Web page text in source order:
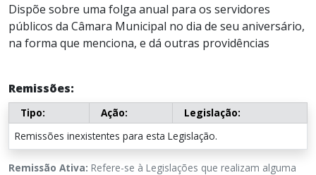
Dispõe sobre uma folga anual para os servidores
públicos da Câmara Municipal no dia de seu aniversário,
na forma que menciona, e dá outras providências
Remissões:
Tipo: Ação:
Legislação:
Remissões inexistentes para esta Legislação.
Remissão Ativa: Refere-se à Legislações que realizam alguma